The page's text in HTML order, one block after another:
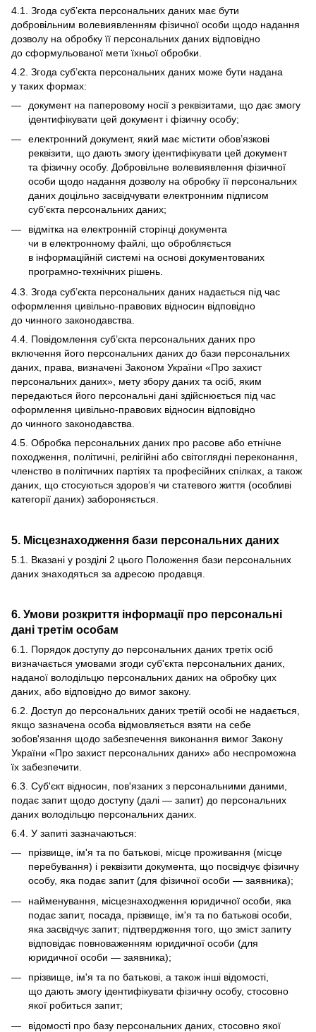
4.1. Згода суб’єкта персональних даних має бути
добровільним волевиявленням фізичної особи щодо надання
дозволу на обробку її персональних даних відповідно
до сформульованої мети їхньої обробки.
4.2. Згода суб’єкта персональних даних може бути надана
у таких формах:
документ на паперовому носії з реквізитами, що дає змогу
ідентифікувати цей документ і фізичну особу;
електронний документ, який має містити обов’язкові
реквізити, що дають змогу ідентифікувати цей документ
та фізичну особу. Добровільне волевиявлення фізичної
особи щодо надання дозволу на обробку її персональних
даних доцільно засвідчувати електронним підписом
суб’єкта персональних даних;
відмітка на електронній сторінці документа
чи в електронному файлі, що обробляється
в інформаційній системі на основі документованих
програмно-технічних рішень.
4.3. Згода суб’єкта персональних даних надається під час
оформлення цивільно-правових відносин відповідно
до чинного законодавства.
4.4. Повідомлення суб’єкта персональних даних про
включення його персональних даних до бази персональних
даних, права, визначені Законом України «Про захист
персональних даних», мету збору даних та осіб, яким
передаються його персональні дані здійснюється під час
оформлення цивільно-правових відносин відповідно
до чинного законодавства.
4.5. Обробка персональних даних про расове або етнічне
походження, політичні, релігійні або світоглядні переконання,
членство в політичних партіях та професійних спілках, а також
даних, що стосуються здоров’я чи статевого життя (особливі
категорії даних) забороняється.
5. Місцезнаходження бази персональних даних
5.1. Вказані у розділі 2 цього Положення бази персональних
даних знаходяться за адресою продавця.
6. Умови розкриття інформації про персональні
дані третім особам
6.1. Порядок доступу до персональних даних третіх осіб
визначається умовами згоди суб'єкта персональних даних,
наданої володільцю персональних даних на обробку цих
даних, або відповідно до вимог закону.
6.2. Доступ до персональних даних третій особі не надається,
якщо зазначена особа відмовляється взяти на себе
зобов'язання щодо забезпечення виконання вимог Закону
України «Про захист персональних даних» або неспроможна
їх забезпечити.
6.3. Суб'єкт відносин, пов'язаних з персональними даними,
подає запит щодо доступу (далі — запит) до персональних
даних володільцю персональних даних.
6.4. У запиті зазначаються:
прізвище, ім'я та по батькові, місце проживання (місце
перебування) і реквізити документа, що посвідчує фізичну
особу, яка подає запит (для фізичної особи — заявника);
найменування, місцезнаходження юридичної особи, яка
подає запит, посада, прізвище, ім'я та по батькові особи,
яка засвідчує запит; підтвердження того, що зміст запиту
відповідає повноваженням юридичної особи (для
юридичної особи — заявника);
прізвище, ім'я та по батькові, а також інші відомості,
що дають змогу ідентифікувати фізичну особу, стосовно
якої робиться запит;
відомості про базу персональних даних, стосовно якої